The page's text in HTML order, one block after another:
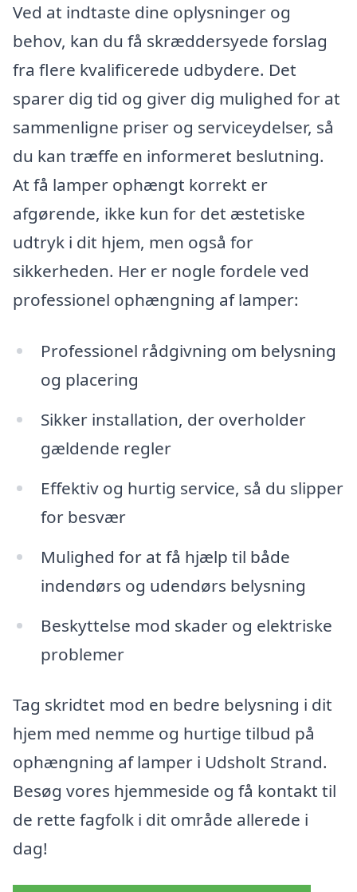
Ved at indtaste dine oplysninger og
behov, kan du få skræddersyede forslag
fra flere kvalificerede udbydere. Det
sparer dig tid og giver dig mulighed for at
sammenligne priser og serviceydelser, så
du kan træffe en informeret beslutning.
At få lamper ophængt korrekt er
afgørende, ikke kun for det æstetiske
udtryk i dit hjem, men også for
sikkerheden. Her er nogle fordele ved
professionel ophængning af lamper:
Professionel rådgivning om belysning
og placering
Sikker installation, der overholder
gældende regler
Effektiv og hurtig service, så du slipper
for besvær
Mulighed for at få hjælp til både
indendørs og udendørs belysning
Beskyttelse mod skader og elektriske
problemer
Tag skridtet mod en bedre belysning i dit
hjem med nemme og hurtige tilbud på
ophængning af lamper i Udsholt Strand.
Besøg vores hjemmeside og få kontakt til
de rette fagfolk i dit område allerede i
dag!